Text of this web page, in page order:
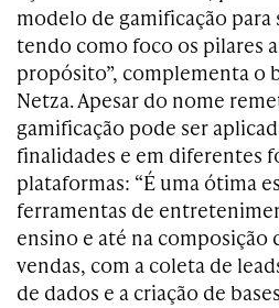
modelo de gamificação
tendo como foco os pilares
propósito”, complementa o
Netza. Apesar do nome
gamificação pode ser
finalidades e em diferentes
plataformas: “É uma ótima
ferramentas de
ensino e até na composição
vendas, com a coleta de
de dados e a criação de